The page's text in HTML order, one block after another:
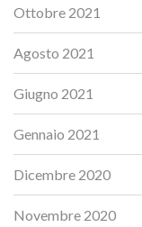
Ottobre 2021
Agosto 2021
Giugno 2021
Gennaio 2021
Dicembre 2020
Novembre 2020